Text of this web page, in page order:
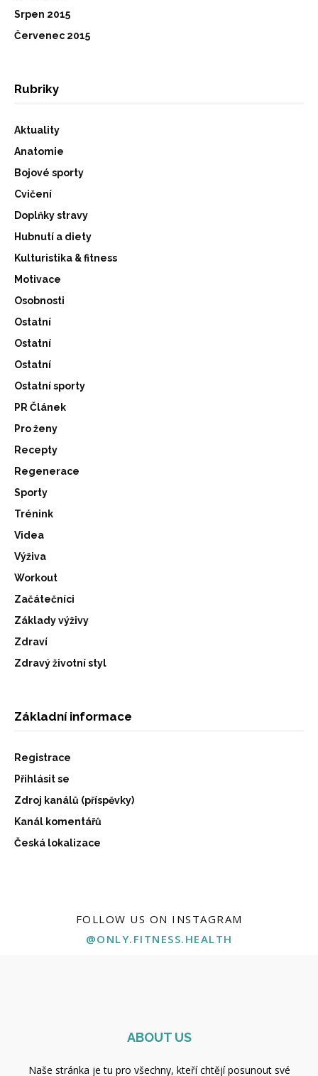
Srpen 2015
Červenec 2015
Rubriky
Aktuality
Anatomie
Bojové sporty
Cvičení
Doplňky stravy
Hubnutí a diety
Kulturistika & fitness
Motivace
Osobnosti
Ostatní
Ostatní
Ostatní
Ostatní sporty
PR Článek
Pro ženy
Recepty
Regenerace
Sporty
Trénink
Videa
Výživa
Workout
Začátečníci
Základy výživy
Zdraví
Zdravý životní styl
Základní informace
Registrace
Přihlásit se
Zdroj kanálů (příspěvky)
Kanál komentářů
Česká lokalizace
FOLLOW US ON INSTAGRAM
@ONLY.FITNESS.HEALTH
ABOUT US
Naše stránka je tu pro všechny, kteří chtějí posunout své